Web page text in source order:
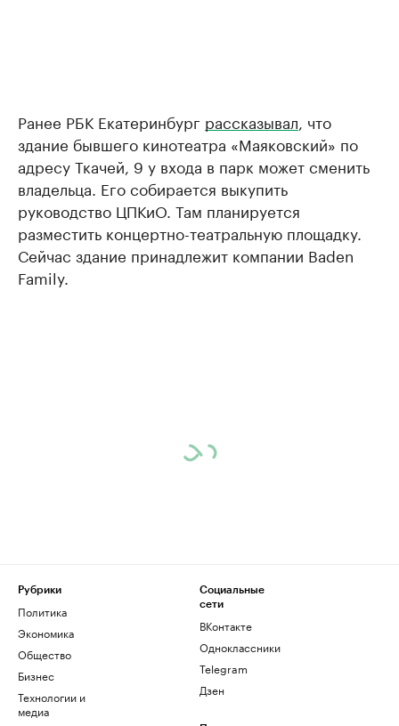
Ранее РБК Екатеринбург рассказывал , что
здание бывшего кинотеатра «Маяковский» по
адресу Ткачей, 9 у входа в парк может сменить
владельца. Его собирается выкупить
руководство ЦПКиО. Там планируется
разместить концертно-театральную площадку.
Сейчас здание принадлежит компании Baden
Family.
Рубрики
Политика
Экономика
Общество
Бизнес
Технологии и
медиа
Социальные
сети
ВКонтакте
Одноклассники
Telegram
Дзен